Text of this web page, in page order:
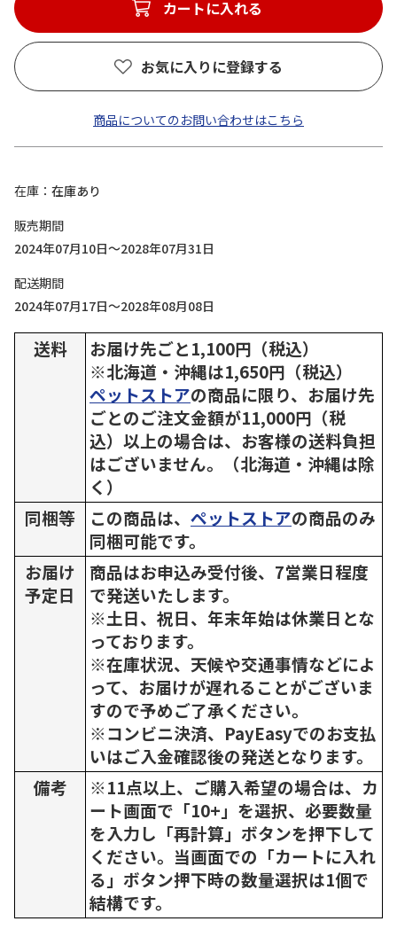
カートに入れる
お気に入りに登録する
商品についてのお問い合わせはこちら
在庫
在庫あり
販売期間
2024年07月10日～2028年07月31日
配送期間
2024年07月17日～2028年08月08日
送料
お届け先ごと1,100円（税込）
※北海道・沖縄は1,650円（税込）
ペットストアの商品に限り、お届け先
ごとのご注文金額が11,000円（税
込）以上の場合は、お客様の送料負担
はございません。（北海道・沖縄は除
く）
同梱等
この商品は、 ペットストアの商品のみ
同梱可能です。
お届け
予定日
商品はお申込み受付後、7営業日程度
で発送いたします。
※土日、祝日、年末年始は休業日とな
っております。
※在庫状況、天候や交通事情などによ
って、お届けが遅れることがございま
すので予めご了承ください。
※コンビニ決済、PayEasyでのお支払
いはご入金確認後の発送となります。
備考
※11点以上、ご購入希望の場合は、カ
ート画面で「10+」を選択、必要数量
を入力し「再計算」ボタンを押下して
ください。当画面での「カートに入れ
る」ボタン押下時の数量選択は1個で
結構です。